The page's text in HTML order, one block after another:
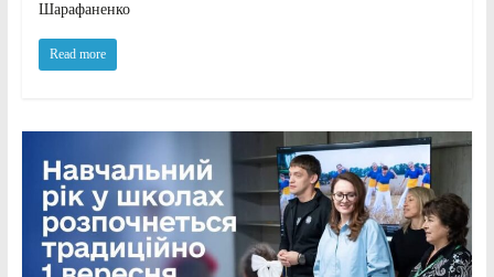
Шарафаненко
Read more